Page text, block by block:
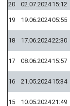
20
02.07.2024 15:12
19 19.06.202405:55
18 17.06.202422:30
17 08.06.2024 15:57
16 21.05.2024 15:34
15 10.05.202421:49